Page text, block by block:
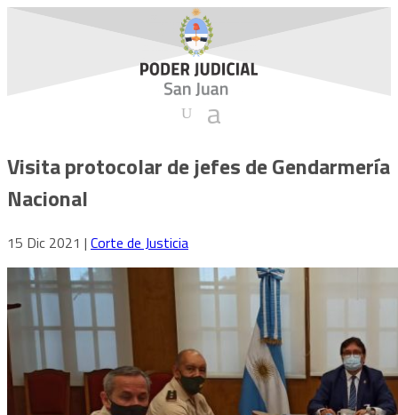
Visita protocolar de jefes de Gendarmería
Nacional
15 Dic 2021 | Corte de Justicia